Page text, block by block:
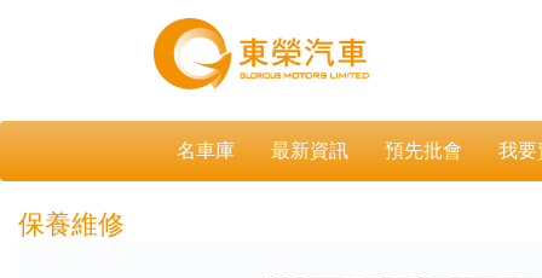
名車庫 最新資訊 預先批會 我要
保養維修